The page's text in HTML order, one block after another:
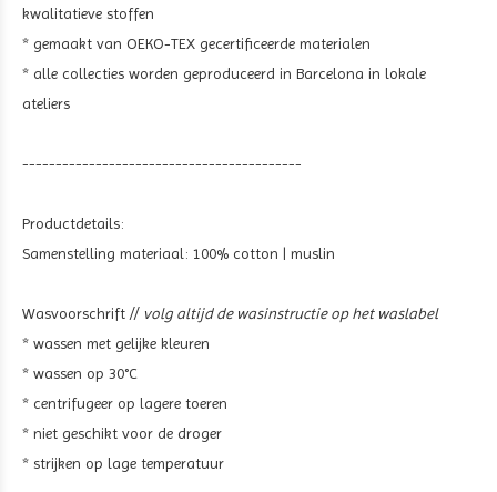
kwalitatieve stoffen
* gemaakt van OEKO-TEX gecertificeerde materialen
* alle collecties worden geproduceerd in Barcelona in lokale
ateliers
------------------------------------------
Productdetails:
Samenstelling materiaal: 100% cotton | muslin
Wasvoorschrift // volg altijd de wasinstructie op het waslabel
* wassen met gelijke kleuren
* wassen op 30°C
* centrifugeer op lagere toeren
* niet geschikt voor de droger
* strijken op lage temperatuur